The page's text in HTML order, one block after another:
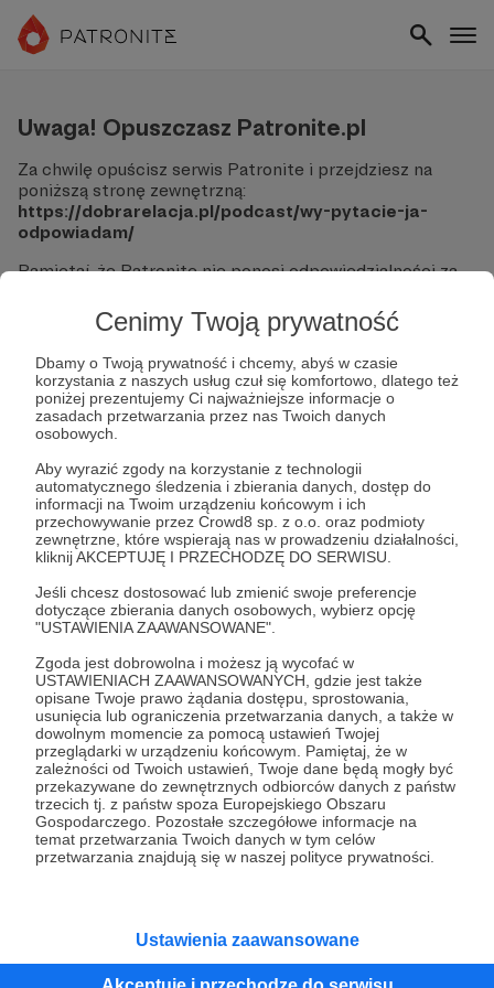
Cenimy Twoją prywatność
Dbamy o Twoją prywatność i chcemy, abyś w czasie
korzystania z naszych usług czuł się komfortowo, dlatego też
poniżej prezentujemy Ci najważniejsze informacje o
zasadach przetwarzania przez nas Twoich danych
osobowych.
Aby wyrazić zgody na korzystanie z technologii
automatycznego śledzenia i zbierania danych, dostęp do
informacji na Twoim urządzeniu końcowym i ich
przechowywanie przez Crowd8 sp. z o.o. oraz podmioty
zewnętrzne, które wspierają nas w prowadzeniu działalności,
kliknij AKCEPTUJĘ I PRZECHODZĘ DO SERWISU.
Jeśli chcesz dostosować lub zmienić swoje preferencje
dotyczące zbierania danych osobowych, wybierz opcję
"USTAWIENIA ZAAWANSOWANE".
Zgoda jest dobrowolna i możesz ją wycofać w
USTAWIENIACH ZAAWANSOWANYCH, gdzie jest także
opisane Twoje prawo żądania dostępu, sprostowania,
usunięcia lub ograniczenia przetwarzania danych, a także w
dowolnym momencie za pomocą ustawień Twojej
przeglądarki w urządzeniu końcowym. Pamiętaj, że w
zależności od Twoich ustawień, Twoje dane będą mogły być
przekazywane do zewnętrznych odbiorców danych z państw
trzecich tj. z państw spoza Europejskiego Obszaru
Gospodarczego. Pozostałe szczegółowe informacje na
temat przetwarzania Twoich danych w tym celów
przetwarzania znajdują się w naszej polityce prywatności.
Ustawienia zaawansowane
Uwaga! Opuszczasz Patronite.pl
Za chwilę opuścisz serwis Patronite i przejdziesz na
poniższą stronę zewnętrzną:
https://dobrarelacja.pl/podcast/wy-pytacie-ja-
odpowiadam/
Pamiętaj, że Patronite nie ponosi odpowiedzialności za
Nie podawaj swoich danych logowania ani informacji
Sprawdź dokładnie adres URL, zanim klikniesz przycisk
"Tak, przejdź do strony".
Jeśli masz wątpliwości, wróć do Patronite i zweryfikuj
link.
Czy na pewno chcesz kontynuować?
Tak, przejdź do strony
Pozostań na Patronite
Kategorie
O Patronite
Dodatkowe produkty
Pomoc
RegulaminPolityka prywatnościPatronite Commons